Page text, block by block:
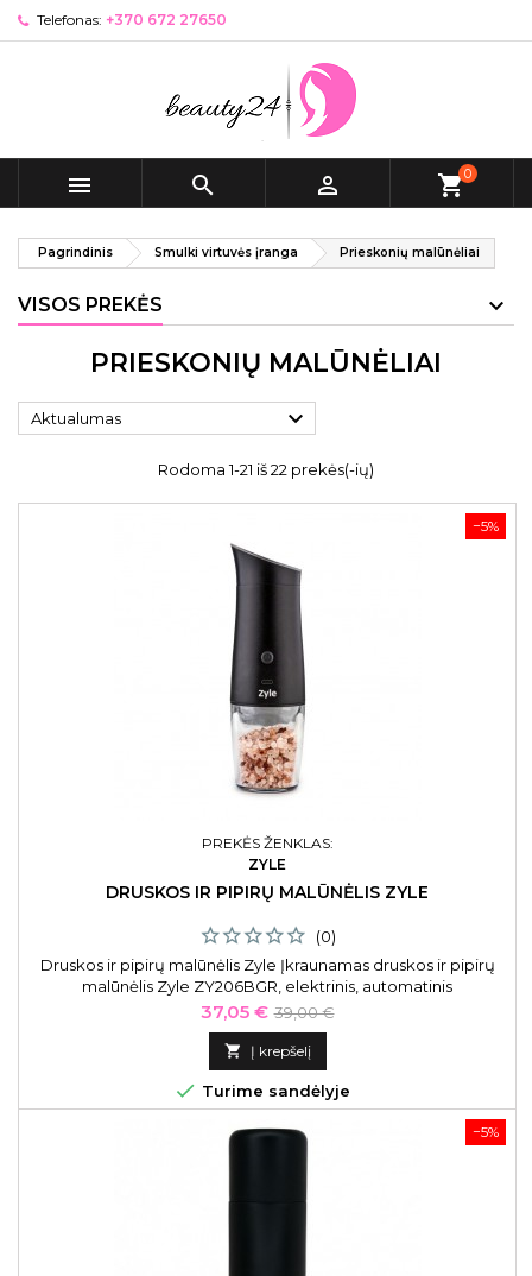
Telefonas: +370 672 27650
   shopping_cart0
Pagrindinis Smulki virtuvės įranga Prieskonių malūnėliai
VISOS PREKĖS
PRIESKONIŲ MALŪNĖLIAI
Aktualumas 
Rodoma 1-21 iš 22 prekės(-ių)
−5%
PREKĖS ŽENKLAS:
ZYLE
DRUSKOS IR PIPIRŲ MALŪNĖLIS ZYLE
(0)
Druskos ir pipirų malūnėlis Zyle Įkraunamas druskos ir pipirų
malūnėlis Zyle ZY206BGR, elektrinis, automatinis
Kaina
37,05 € Bazinė
kaina
39,00 €
 Į krepšelį
 Turime sandėlyje
−5%